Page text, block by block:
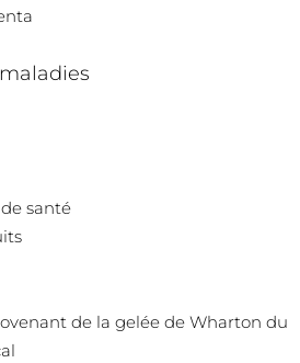
santé
de la gelée de Wharton du